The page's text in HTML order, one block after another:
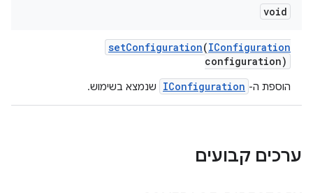
void
setConfiguration(IConfiguration
configuration)
הוספת ה- IConfiguration שנמצא בשימוש.
ערכים קבועים